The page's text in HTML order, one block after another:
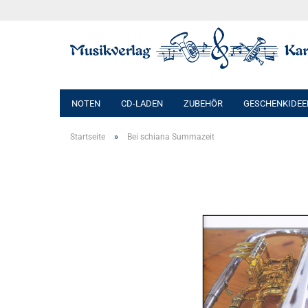
NOTEN CD-LADEN ZUBEHÖR
Startseite » Bei schiana Summazeit